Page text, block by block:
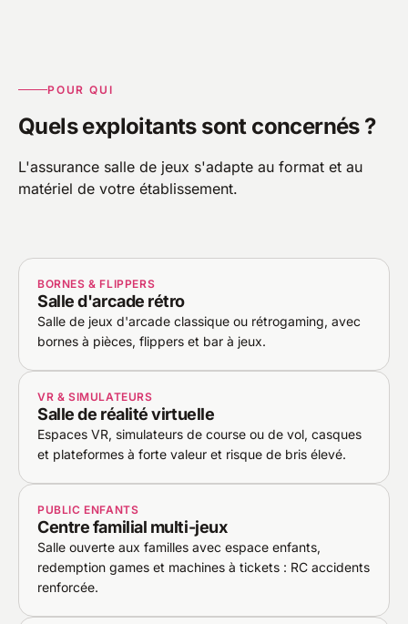
POUR QUI
Quels exploitants sont concernés ?
L'assurance salle de jeux s'adapte au format et au
matériel de votre établissement.
BORNES & FLIPPERS
Salle d'arcade rétro
Salle de jeux d'arcade classique ou rétrogaming, avec
bornes à pièces, flippers et bar à jeux.
VR & SIMULATEURS
Salle de réalité virtuelle
Espaces VR, simulateurs de course ou de vol, casques
et plateformes à forte valeur et risque de bris élevé.
PUBLIC ENFANTS
Centre familial multi-jeux
Salle ouverte aux familles avec espace enfants,
redemption games et machines à tickets : RC accidents
renforcée.